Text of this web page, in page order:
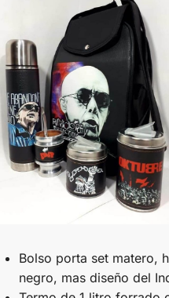
Bolso porta set matero,
negro, mas diseño del